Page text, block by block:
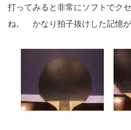
打ってみると非常にソフトでク
ね。 かなり拍子抜けした記憶